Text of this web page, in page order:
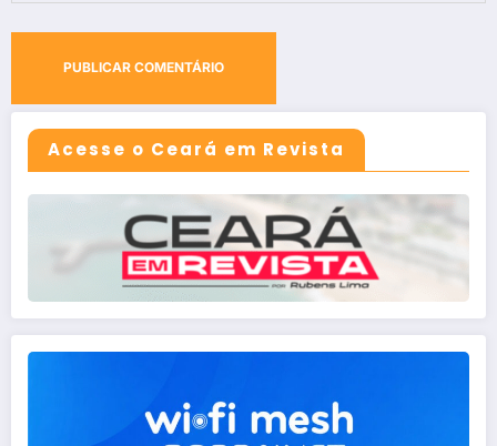
Acesse o Ceará em Revista